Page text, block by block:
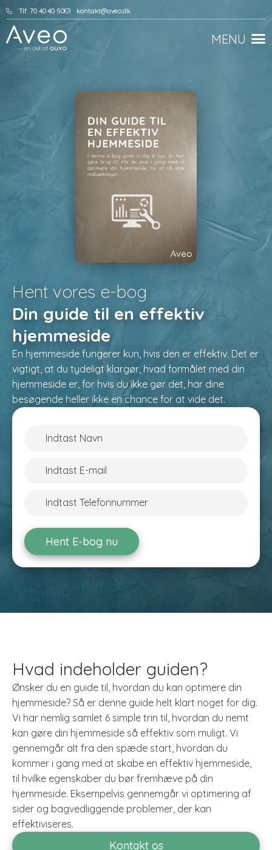
Tlf. 70 40 40 50 kontakt@aveo.dk
Hent vores e-bog
Din guide til en effektiv
hjemmeside
En hjemmeside fungerer kun, hvis den er effektiv. Det er
vigtigt, at du tydeligt klargør, hvad formålet med din
hjemmeside er, for hvis du ikke gør det, har dine
besøgende heller ikke en chance for at vide det.
Hent E-bog nu
Hvad indeholder guiden?
Ønsker du en guide til, hvordan du kan optimere din
hjemmeside? Så er denne guide helt klart noget for dig.
Vi har nemlig samlet 6 simple trin til, hvordan du nemt
kan gøre din hjemmeside så effektiv som muligt. Vi
gennemgår alt fra den spæde start, hvordan du
kommer i gang med at skabe en effektiv hjemmeside,
til hvilke egenskaber du bør fremhæve på din
hjemmeside. Eksempelvis gennemgår vi optimering af
sider og bagvedliggende problemer, der kan
effektiviseres.
Kontakt os